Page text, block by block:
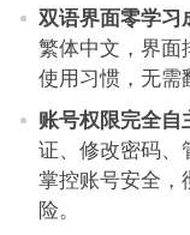
双语界面零学习
繁体中文，界面
使用习惯，无需
账号权限完全自
证、修改密码、
掌控账号安全，
险。